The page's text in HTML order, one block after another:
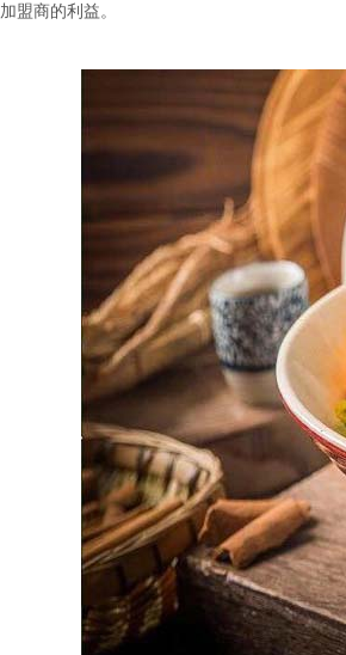
加盟商的利益。